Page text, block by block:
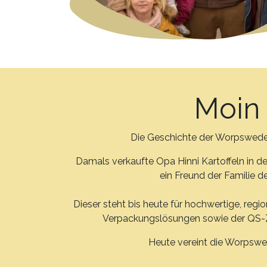
Die Geschichte der
Damals verkaufte Opa Hinni Kartoffeln in
ein Freund der Familie
Dieser steht bis heute für hochwertige,
Verpackungslösungen sowie der
Heute vereint die